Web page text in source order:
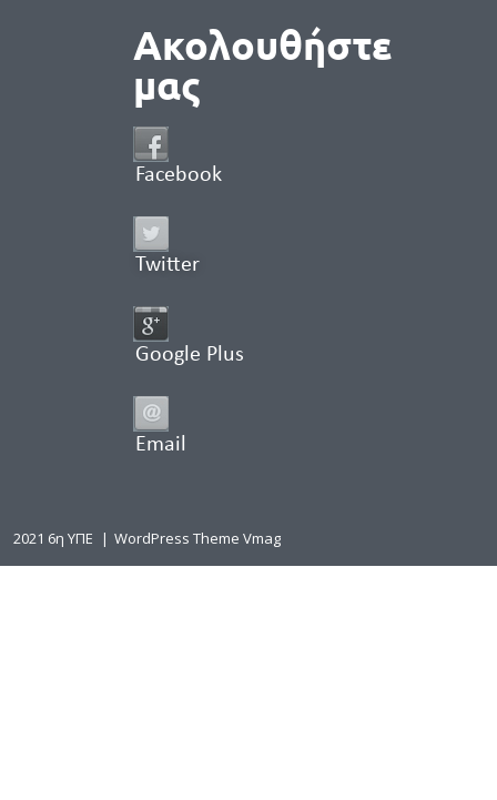
Ακολουθήστε
μας
Facebook
Twitter
Google Plus
Email
2021 6η ΥΠΕ | WordPress Theme Vmag